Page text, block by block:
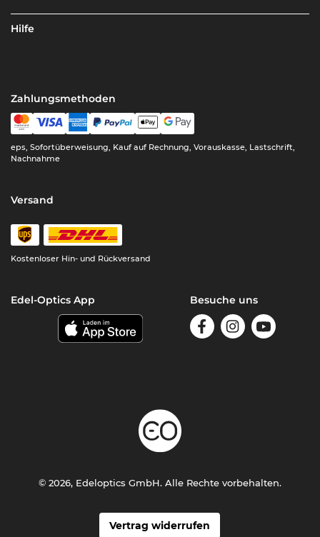
Hilfe
Zahlungsmethoden
eps, Sofortüberweisung, Kauf auf Rechnung, Vorauskasse, Lastschrift,
Nachnahme
Versand
Kostenloser Hin- und Rückversand
Edel-Optics App Besuche uns
Vertrag widerrufen
© 2026, Edeloptics GmbH. Alle Rechte vorbehalten.